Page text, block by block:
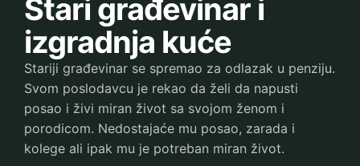
Stari građevinar i
izgradnja kuće
Stariji građevinar se spremao za odlazak u penziju.
Svom poslodavcu je rekao da želi da napusti
posao i živi miran život sa svojom ženom i
porodicom. Nedostajaće mu posao, zarada i
kolege ali ipak mu je potreban miran život.